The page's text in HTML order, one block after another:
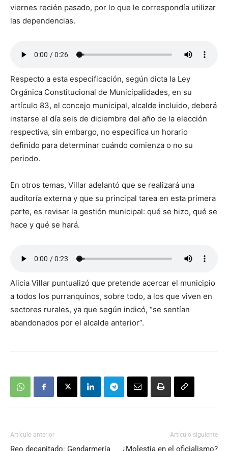
viernes recién pasado, por lo que le correspondía utilizar
las dependencias.
Respecto a esta especificación, según dicta la Ley
Orgánica Constitucional de Municipalidades, en su
artículo 83, el concejo municipal, alcalde incluido, deberá
instarse el día seis de diciembre del año de la elección
respectiva, sin embargo, no especifica un horario
definido para determinar cuándo comienza o no su
periodo.
En otros temas, Villar adelantó que se realizará una
auditoría externa y que su principal tarea en esta primera
parte, es revisar la gestión municipal: qué se hizo, qué se
hace y qué se hará.
Alicia Villar puntualizó que pretende acercar el municipio
a todos los purranquinos, sobre todo, a los que viven en
sectores rurales, ya que según indicó, “se sentían
abandonados por el alcalde anterior”.
Artículo anterior
Reo decapitado: Gendarmería
Artículo siguiente
¿Molestia en el oficialismo?